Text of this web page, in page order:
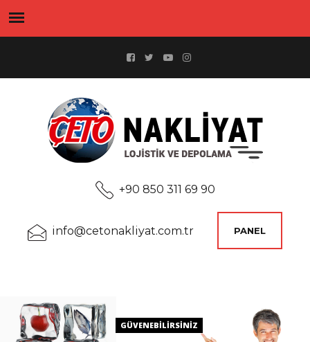
+90 850 311 69 90
info@cetonakliyat.com.tr PANEL
GÜVENEBİLİRSİNİZ